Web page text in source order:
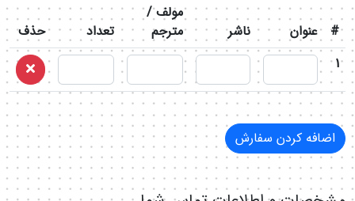
# عنوان ناشر
مولف /
مترجم
تعداد
حذف
1